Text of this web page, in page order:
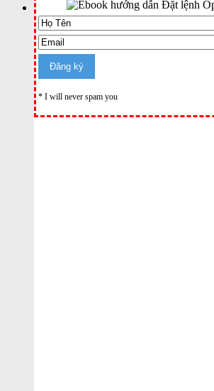
* I will never spam you